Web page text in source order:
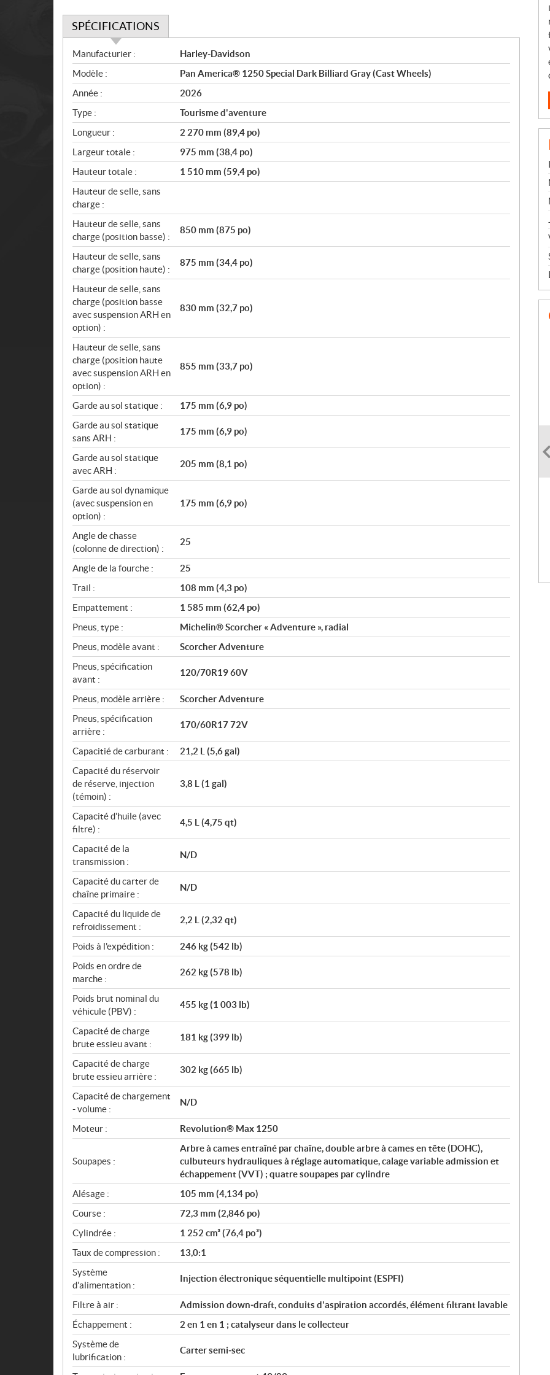
SPÉCIFICATIONS
S
p
é
c
i
f
i
c
a
t
i
o
n
s
Manufacturier :
Harley-Davidson
Modèle :
Pan America® 1250 Special Dark Billiard Gray (Cast Wheels)
Année :
2026
Type :
Tourisme d'aventure
Longueur :
2 270 mm (89,4 po)
Largeur totale :
975 mm (38,4 po)
Hauteur totale :
1 510 mm (59,4 po)
Hauteur de selle, sans
charge :
Hauteur de selle, sans
charge (position basse) :
850 mm (875 po)
Hauteur de selle, sans
charge (position haute) :
875 mm (34,4 po)
Hauteur de selle, sans
charge (position basse
avec suspension ARH en
option) :
830 mm (32,7 po)
Hauteur de selle, sans
charge (position haute
avec suspension ARH en
option) :
855 mm (33,7 po)
Garde au sol statique :
175 mm (6,9 po)
Garde au sol statique
sans ARH :
175 mm (6,9 po)
Garde au sol statique
avec ARH :
205 mm (8,1 po)
Garde au sol dynamique
(avec suspension en
option) :
175 mm (6,9 po)
Angle de chasse
(colonne de direction) :
25
Angle de la fourche :
25
Trail :
108 mm (4,3 po)
Empattement :
1 585 mm (62,4 po)
Pneus, type :
Michelin® Scorcher « Adventure », radial
Pneus, modèle avant :
Scorcher Adventure
Pneus, spécification
avant :
120/70R19 60V
Pneus, modèle arrière :
Scorcher Adventure
Pneus, spécification
arrière :
170/60R17 72V
Capacitié de carburant :
21,2 L (5,6 gal)
Capacité du réservoir
de réserve, injection
(témoin) :
3,8 L (1 gal)
Capacité d'huile (avec
filtre) :
4,5 L (4,75 qt)
Capacité de la
transmission :
N/D
Capacité du carter de
chaîne primaire :
N/D
Capacité du liquide de
refroidissement :
2,2 L (2,32 qt)
Poids à l'expédition :
246 kg (542 lb)
Poids en ordre de
marche :
262 kg (578 lb)
Poids brut nominal du
véhicule (PBV) :
455 kg (1 003 lb)
Capacité de charge
brute essieu avant :
181 kg (399 lb)
Capacité de charge
brute essieu arrière :
302 kg (665 lb)
Capacité de chargement
- volume :
N/D
Moteur : Revolution® Max 1250
Soupapes :
Arbre à cames entraîné par chaîne, double arbre à cames en tête (DOHC),
culbuteurs hydrauliques à réglage automatique, calage variable admission et
échappement (VVT) ; quatre soupapes par cylindre
Alésage :
105 mm (4,134 po)
Course :
72,3 mm (2,846 po)
Cylindrée :
1 252 cm³ (76,4 po³)
Taux de compression :
13,0:1
Système
d'alimentation :
Injection électronique séquentielle multipoint (ESPFI)
Filtre à air :
Admission down‑draft, conduits d'aspiration accordés, élément filtrant lavable
Échappement :
2 en 1 en 1 ; catalyseur dans le collecteur
Système de
lubrification :
Carter semi‑sec